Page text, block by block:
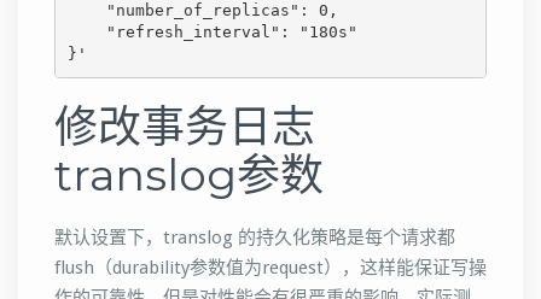
    "number_of_replicas": 0,
    "refresh_interval": "180s"
}'
修改事务日志
translog参数
默认设置下，translog 的持久化策略是每个请求都
flush（durability参数值为request），这样能保证写操